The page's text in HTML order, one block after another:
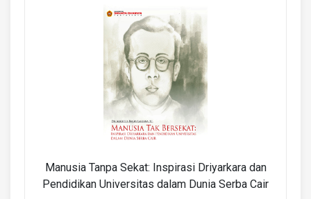
Manusia Tanpa Sekat: Inspirasi Driyarkara dan
Pendidikan Universitas dalam Dunia Serba Cair